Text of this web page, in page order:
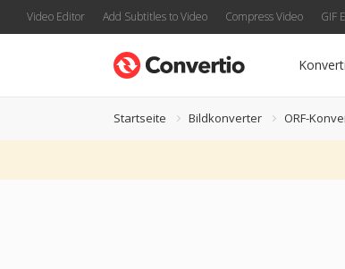
Video Editor Add Subtitles to Video Compress Video GIF
Startseite Bildkonverter ORF-